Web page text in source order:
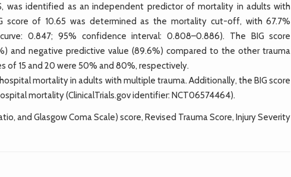
was identified as an independent predictor of mortality in adults with
score of 10.65 was determined as the mortality cut-off, with 67.7%
0.847; 95% confidence interval: 0.808–0.886). The BIG score
and negative predictive value (89.6%) compared to the other trauma
of 15 and 20 were 50% and 80%, respectively.
mortality in adults with multiple trauma. Additionally, the BIG score
mortality (ClinicalTrials.gov identifier: NCT06574464).
and Glasgow Coma Scale) score, Revised Trauma Score, Injury Severity